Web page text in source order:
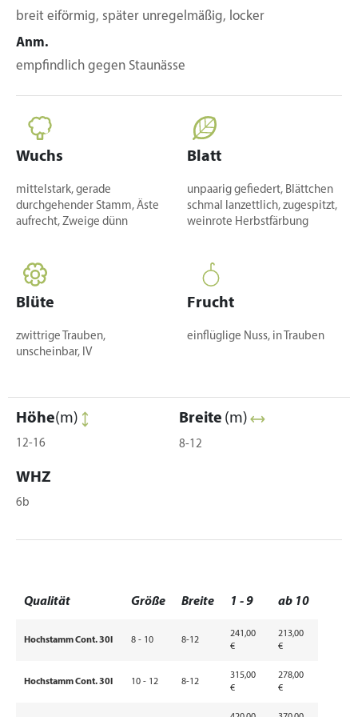
breit eiförmig, später unregelmäßig, locker
Anm.
empfindlich gegen Staunässe
Wuchs
mittelstark, gerade
durchgehender Stamm, Äste
aufrecht, Zweige dünn
Blatt
unpaarig gefiedert, Blättchen
schmal lanzettlich, zugespitzt,
weinrote Herbstfärbung
Blüte
zwittrige Trauben,
unscheinbar, IV
Frucht
einflüglige Nuss, in Trauben
Höhe(m)
12-16
Breite (m)
8-12
WHZ
6b
Qualität Größe Breite 1 - 9 ab 10
Hochstamm Cont. 30l 8 - 10 8-12
241,00
€
213,00
€
Hochstamm Cont. 30l 10 - 12 8-12
315,00
€
278,00
€